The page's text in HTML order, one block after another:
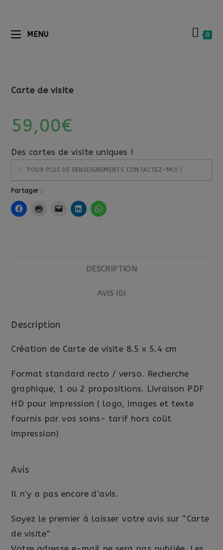
MENU 0
Carte de visite
59,00€
Des cartes de visite uniques !
POUR PLUS DE RENSEIGNEMENTS CONTACTEZ-MOI !
Partager :
DESCRIPTION
AVIS (0)
Description
Création de Carte de visite 8.5 x 5.4 cm
Format standard recto / verso. Recherche
graphique, 1 ou 2 propositions. Livraison PDF
HD pour impression ( logo, images et texte
fournis par vos soins- tarif hors coût
impression)
Avis
Il n’y a pas encore d’avis.
Soyez le premier à laisser votre avis sur “Carte
de visite”